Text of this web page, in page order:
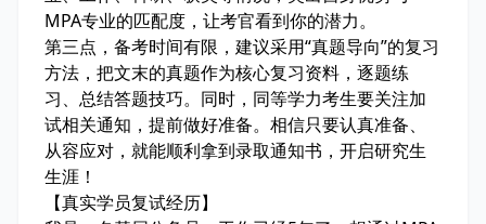
MPA专业的匹配度，让考官看到你的潜力。
第三点，备考时间有限，建议采用“真题导向”的复习
方法，把文末的真题作为核心复习资料，逐题练
习、总结答题技巧。同时，同等学力考生要关注加
试相关通知，提前做好准备。相信只要认真准备、
从容应对，就能顺利拿到录取通知书，开启研究生
生涯！
【真实学员复试经历】